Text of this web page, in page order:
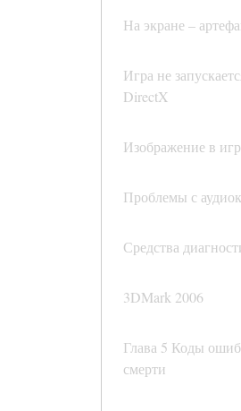
На экране –
Игра не
DirectX
Изображение в
Проблемы с
Средства
3DMark 2006
Глава 5 Коды
смерти